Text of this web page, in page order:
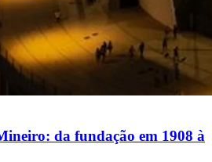
da fundação em 1908 à